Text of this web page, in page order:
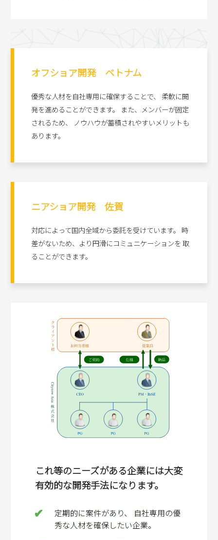
オフショア開発 ベトナム
優秀な人材を自社専用に確保することで、 柔軟に開
発を進めることができます。 また、メンバーが固定
されるため、 ノウハウが蓄積されやすいメリットも
あります。
ニアショア開発 佐賀
対応によって国内全域から委託を受けています。 時
差がないため、より円滑にコミュニケーションを 取
ることができます。
これ等のニーズがある企業には大変
有効的な開発手法になります。
定期的に案件があり、 自社専用の優
秀な人材を確保したい企業。